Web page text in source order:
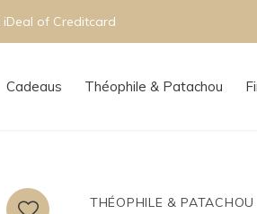
Cadeaus Théophile & Patachou
of Creditcard
THÉOPHILE & PATACHOU